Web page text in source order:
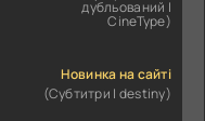
дубльований |
CineType)
Новинка на сайті
(Субтитри | destiny)